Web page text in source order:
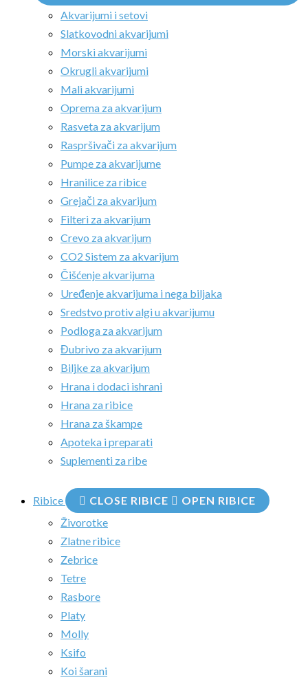
Akvarijumi i setovi
Slatkovodni akvarijumi
Morski akvarijumi
Okrugli akvarijumi
Mali akvarijumi
Oprema za akvarijum
Rasveta za akvarijum
Raspršivači za akvarijum
Pumpe za akvarijume
Hranilice za ribice
Grejači za akvarijum
Filteri za akvarijum
Crevo za akvarijum
CO2 Sistem za akvarijum
Čišćenje akvarijuma
Uređenje akvarijuma i nega biljaka
Sredstvo protiv algi u akvarijumu
Podloga za akvarijum
Đubrivo za akvarijum
Biljke za akvarijum
Hrana i dodaci ishrani
Hrana za ribice
Hrana za škampe
Apoteka i preparati
Suplementi za ribe
Ribice CLOSE RIBICE
OPEN RIBICE
Živorotke
Zlatne ribice
Zebrice
Tetre
Rasbore
Platy
Molly
Ksifo
Koi šarani